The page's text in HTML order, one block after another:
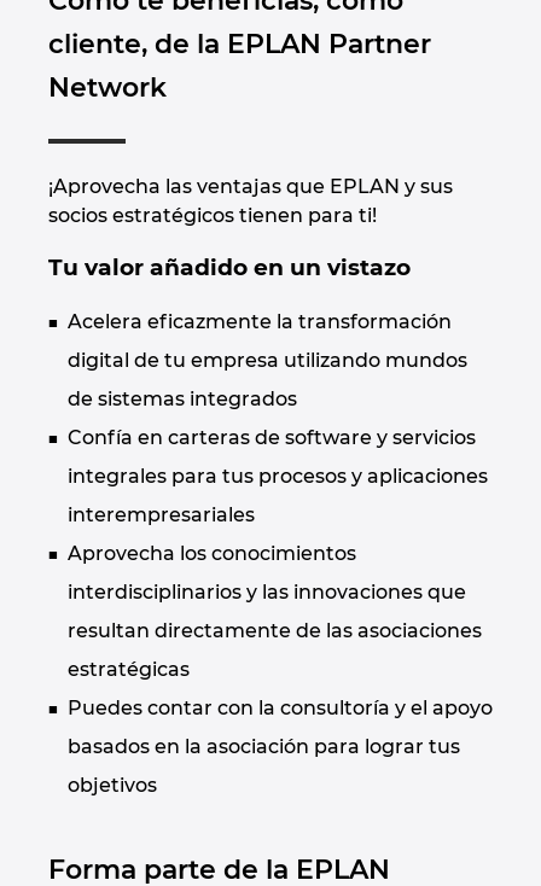
cliente, de la EPLAN Partner
Network
¡Aprovecha las ventajas que EPLAN y sus
socios estratégicos tienen para ti!
Tu valor añadido en un vistazo
Acelera eficazmente la transformación
digital de tu empresa utilizando mundos
de sistemas integrados
Confía en carteras de software y servicios
integrales para tus procesos y aplicaciones
interempresariales
Aprovecha los conocimientos
interdisciplinarios y las innovaciones que
resultan directamente de las asociaciones
estratégicas
Puedes contar con la consultoría y el apoyo
basados en la asociación para lograr tus
objetivos
Forma parte de la EPLAN
Finland
France
Germany
Greece
Hungary
India
Ireland
Israel
Japan